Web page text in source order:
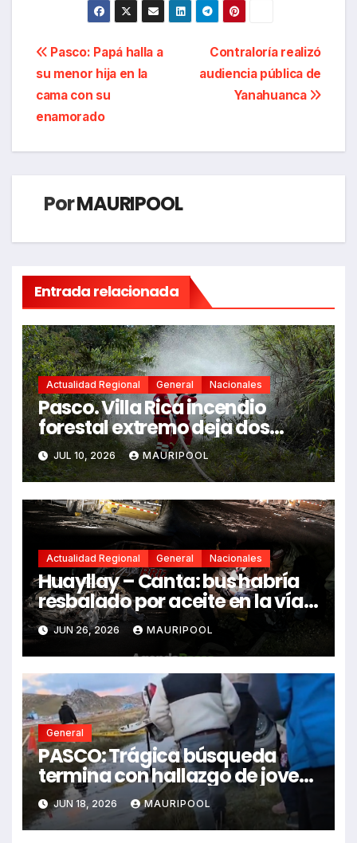
Navegación
de
entradas
Contraloría realizó
audiencia pública de
Yanahuanca
Pasco: Papá halla a
su menor hija en la
cama con su
enamorado
PorMAURIPOOL
Entrada relacionada
Actualidad Regional General Nacionales
Pasco. Villa Rica incendio
forestal extremo deja dos
fallecidos y heridos
JUL 10, 2026 MAURIPOOL
Actualidad Regional General Nacionales
Huayllay – Canta: bus habría
resbalado por aceite en la vía e
impactó auto siniestrado
dejando dos fallecidos
JUN 26, 2026 MAURIPOOL
General
PASCO: Trágica búsqueda
termina con hallazgo de joven
sin vida en Rancas
JUN 18, 2026 MAURIPOOL